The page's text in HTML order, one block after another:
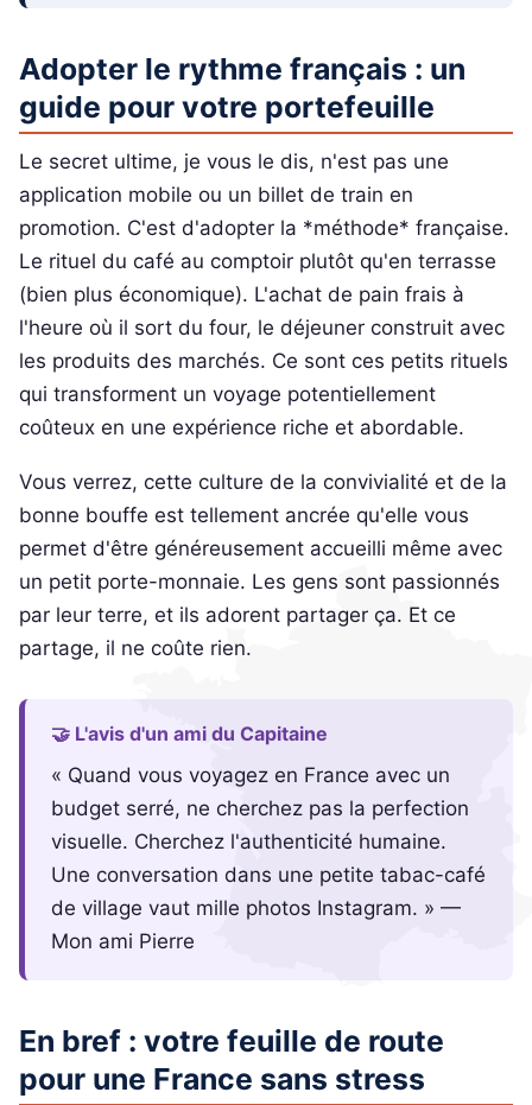
Adopter le rythme français : un
guide pour votre portefeuille
Le secret ultime, je vous le dis, n'est pas une
application mobile ou un billet de train en
promotion. C'est d'adopter la *méthode* française.
Le rituel du café au comptoir plutôt qu'en terrasse
(bien plus économique). L'achat de pain frais à
l'heure où il sort du four, le déjeuner construit avec
les produits des marchés. Ce sont ces petits rituels
qui transforment un voyage potentiellement
coûteux en une expérience riche et abordable.
Vous verrez, cette culture de la convivialité et de la
bonne bouffe est tellement ancrée qu'elle vous
permet d'être généreusement accueilli même avec
un petit porte-monnaie. Les gens sont passionnés
par leur terre, et ils adorent partager ça. Et ce
partage, il ne coûte rien.
🤝 L'avis d'un ami du Capitaine
« Quand vous voyagez en France avec un
budget serré, ne cherchez pas la perfection
visuelle. Cherchez l'authenticité humaine.
Une conversation dans une petite tabac-café
de village vaut mille photos Instagram. » —
Mon ami Pierre
En bref : votre feuille de route
pour une France sans stress